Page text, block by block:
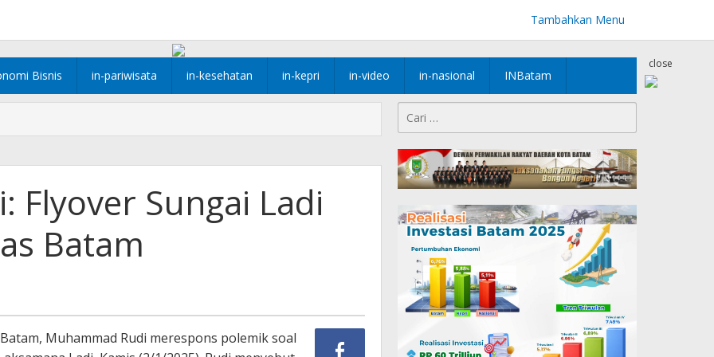
Tambahkan Menu
Bisnis in-pariwisata in-kesehatan in-kepri in-video in-nasional INBatam
close
Flyover Sungai Ladi
Batam
Muhammad Rudi merespons polemik soal
untuk: